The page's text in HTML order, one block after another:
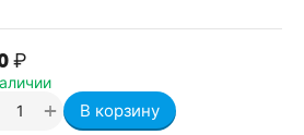
₽
+ В корзину